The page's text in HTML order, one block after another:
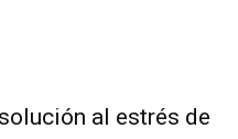
al estrés de